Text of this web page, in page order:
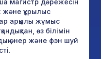
құрылыс
арқылы жұмыс
өз білімін
өнер және фэн шуй